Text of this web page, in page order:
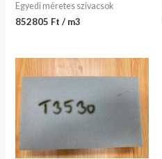
Egyedi méretes szivacsok
852805 Ft / m3